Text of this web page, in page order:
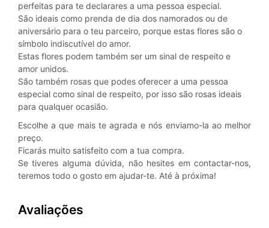
perfeitas para te declarares a uma pessoa especial.
São ideais como prenda de dia dos namorados ou de
aniversário para o teu parceiro, porque estas flores são o
símbolo indiscutível do amor.
Estas flores podem também ser um sinal de respeito e
amor unidos.
São também rosas que podes oferecer a uma pessoa
especial como sinal de respeito, por isso são rosas ideais
para qualquer ocasião.
Escolhe a que mais te agrada e nós enviamo-la ao melhor
preço.
Ficarás muito satisfeito com a tua compra.
Se tiveres alguma dúvida, não hesites em contactar-nos,
teremos todo o gosto em ajudar-te. Até à próxima!
Avaliações